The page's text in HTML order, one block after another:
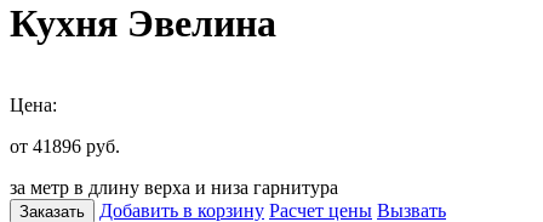
Кухня Эвелина
Цена:
от 41896 руб.
за метр в длину верха и низа гарнитура
Заказать Добавить в корзину Расчет цены Вызвать